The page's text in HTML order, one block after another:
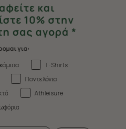
και
10% στην
σας αγορά *
για:
T-Shirts
Παντελόνια
Athleisure